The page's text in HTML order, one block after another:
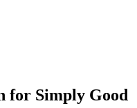
for Simply Good